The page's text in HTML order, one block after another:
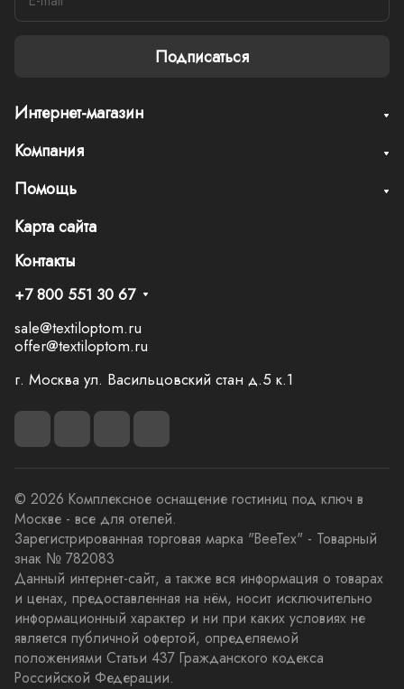
Подписаться
Интернет-магазин
Компания
Помощь
Карта сайта
Контакты
+7 800 551 30 67
sale@textiloptom.ru
offer@textiloptom.ru
г. Москва ул. Васильцовский стан д.5 к.1
© 2026 Комплексное оснащение гостиниц под ключ в
Москве - все для отелей.
Зарегистрированная торговая марка "BeeTex" - Товарный
знак № 782083
Данный интернет-сайт, а также вся информация о товарах
и ценах, предоставленная на нём, носит исключительно
информационный характер и ни при каких условиях не
является публичной офертой, определяемой
положениями Статьи 437 Гражданского кодекса
Российской Федерации.